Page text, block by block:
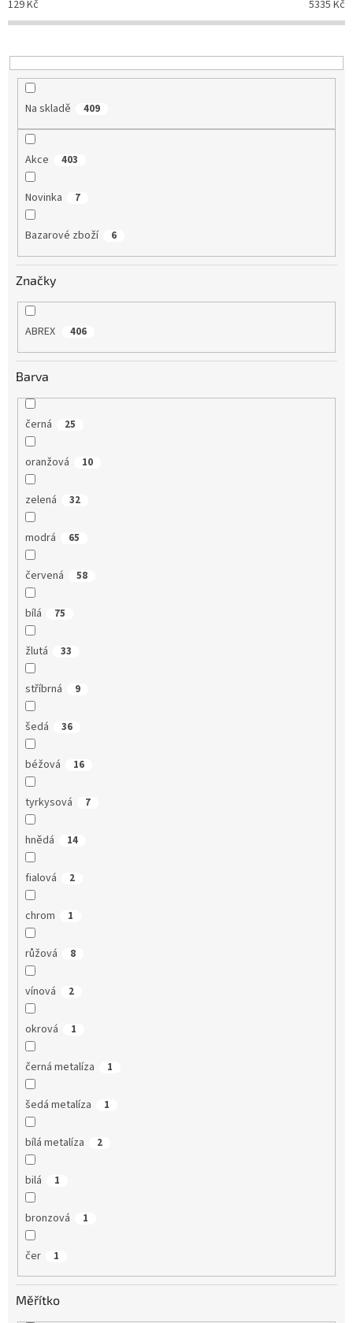
k
t
129Kč 5335 Kč
Na skladě 409
Akce 403
Novinka 7
Bazarové zboží 6
Značky
ABREX 406
Barva
černá 25
oranžová 10
zelená 32
modrá 65
červená 58
bílá 75
žlutá 33
stříbrná 9
šedá 36
béžová 16
tyrkysová 7
hnědá 14
fialová 2
chrom 1
růžová 8
vínová 2
okrová 1
černá metalíza 1
šedá metalíza 1
bílá metalíza 2
bilá 1
bronzová 1
čer 1
Měřítko